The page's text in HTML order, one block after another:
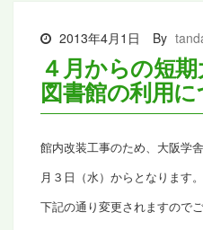
2013年4月1日 By
４月からの短
図書館の利用
館内改装工事のため、大阪学
月３日（水）からとなります。
下記の通り変更されますのでご